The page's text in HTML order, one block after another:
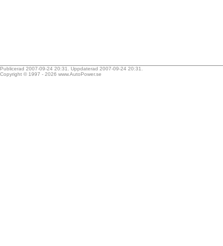
Publicerad 2007-09-24 20:31. Uppdaterad 2007-09-24 20:31.
Copyright © 1997 - 2026 www.AutoPower.se